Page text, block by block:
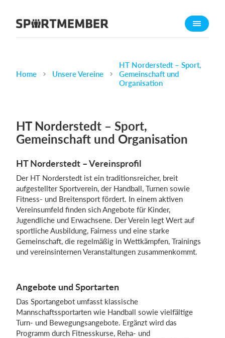
Über SportMember
Karriere
Mitgliedsbeitrag
Vereins App
Belegungsplan
Was kostet es?
Deutsch
Home Unsere Vereine
HT Norderstedt – Sport,
Gemeinschaft und
Organisation
HT Norderstedt – Sport,
Gemeinschaft und Organisation
HT Norderstedt – Vereinsprofil
Der HT Norderstedt ist ein traditionsreicher, breit
aufgestellter Sportverein, der Handball, Turnen sowie
Fitness- und Breiten­sport fördert. In einem aktiven
Vereinsumfeld finden sich Angebote für Kinder,
Jugendliche und Erwachsene. Der Verein legt Wert auf
sportliche Ausbildung, Fairness und eine starke
Gemeinschaft, die regelmäßig in Wettkämpfen, Trainings
und vereinsinternen Veranstaltungen zusammenkommt.
Angebote und Sportarten
Das Sportangebot umfasst klassische
Mannschaftssportarten wie Handball sowie vielfältige
Turn- und Bewegungsangebote. Ergänzt wird das
Programm durch Fitnesskurse, Reha- und